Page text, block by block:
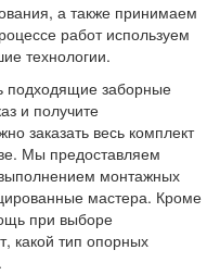
а также принимаем
работ используем
технологии.
подходящие заборные
и получите
заказать весь комплект
Мы предоставляем
выполнением монтажных
мастера. Кроме
при выборе
какой тип опорных